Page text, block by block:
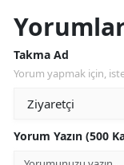
Takma Ad
Yorum yapmak için,
Yorum Yazın (500